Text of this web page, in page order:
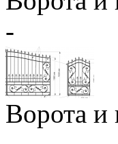
-
Ворота и